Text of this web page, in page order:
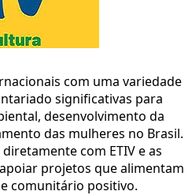
com uma variedade
significativas para
desenvolvimento da
das mulheres no Brasil.
com ETIV e as
projetos que alimentam
comunitário positivo.